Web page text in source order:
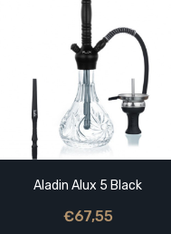
Aladin Alux 5 Black
€67,55